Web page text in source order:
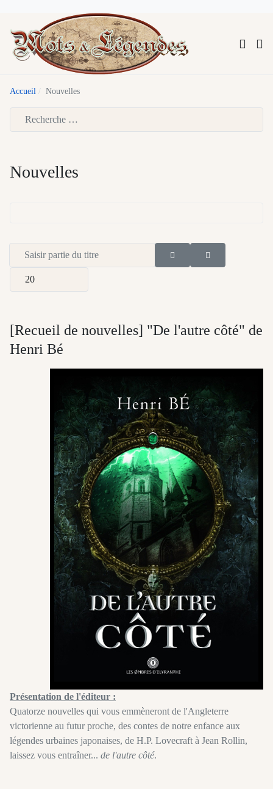
Accueil Nouvelles
Nouvelles
Saisir partie du titre
Afficher #
[Recueil de nouvelles] "De l'autre côté" de
Henri Bé
Présentation de l'éditeur :
Quatorze nouvelles qui vous emmèneront de l'Angleterre
victorienne au futur proche, des contes de notre enfance aux
légendes urbaines japonaises, de H.P. Lovecraft à Jean Rollin,
laissez vous entraîner... de l'autre côté.